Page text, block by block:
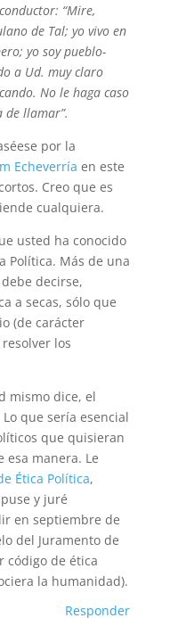
“Mire,
de Tal; yo vivo en
yo soy pueblo-
a Ud. muy claro
No le haga caso
de llamar”.
por la
Echeverría en este
Creo que es
cualquiera.
usted ha conocido
Política. Más de una
decirse,
a secas, sólo que
(de carácter
los
mismo dice, el
que sería esencial
que quisieran
esa manera. Le
Ética Política,
y juré
en septiembre de
del Juramento de
código de ética
la humanidad).
Responder